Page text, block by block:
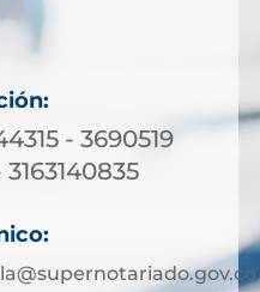
- 3690519